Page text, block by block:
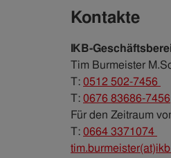
Kontakte
IKB-
Tim Burmeister
T:0512 502-7456
T:0676 83686-7456
Für den Zeitraum
T:0664 3371074